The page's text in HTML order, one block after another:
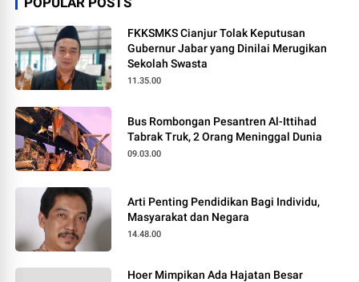
FKKSMKS Cianjur Tolak Keputusan
Gubernur Jabar yang Dinilai Merugikan
Sekolah Swasta
11.35.00
Bus Rombongan Pesantren Al-Ittihad
Tabrak Truk, 2 Orang Meninggal Dunia
09.03.00
Arti Penting Pendidikan Bagi Individu,
Masyarakat dan Negara
14.48.00
Hoer Mimpikan Ada Hajatan Besar